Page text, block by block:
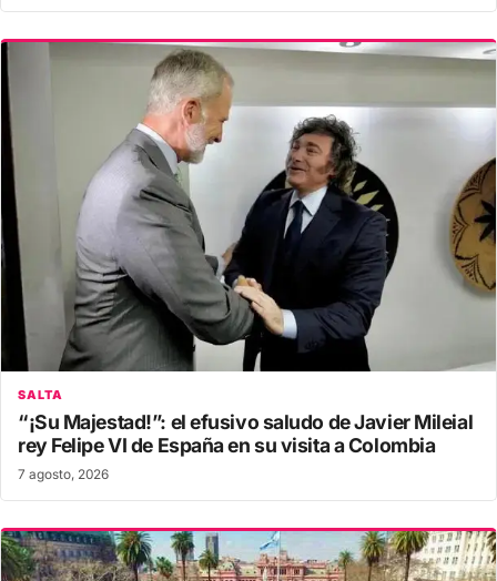
SALTA
“¡Su Majestad!”: el efusivo saludo de Javier Mileial
rey Felipe VI de España en su visita a Colombia
7 agosto, 2026